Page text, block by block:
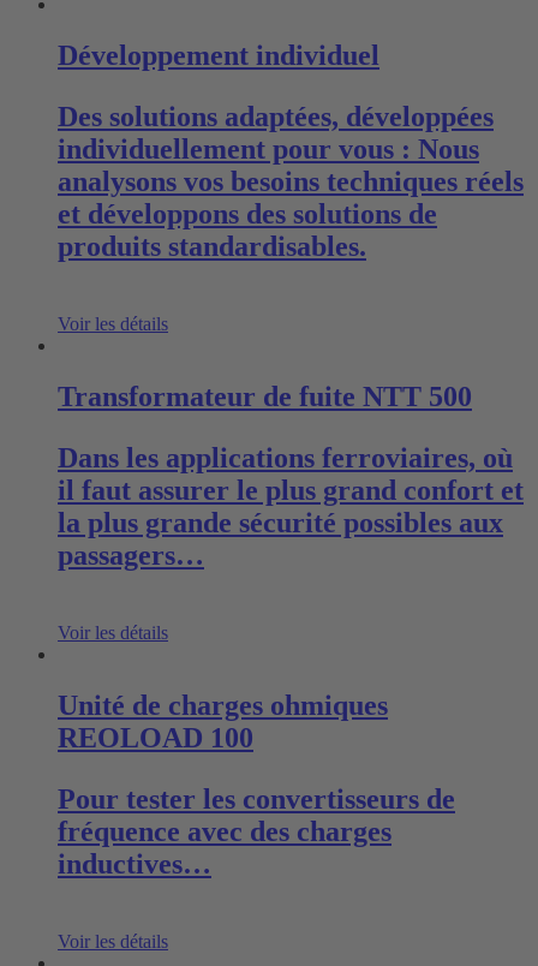
Développement individuel
Des solutions adaptées, développées
individuellement pour vous : Nous
analysons vos besoins techniques réels
et développons des solutions de
produits standardisables.
Voir les détails
Transformateur de fuite NTT 500
Dans les applications ferroviaires, où
il faut assurer le plus grand confort et
la plus grande sécurité possibles aux
passagers…
Voir les détails
Unité de charges ohmiques
REOLOAD 100
Pour tester les convertisseurs de
fréquence avec des charges
inductives…
Voir les détails